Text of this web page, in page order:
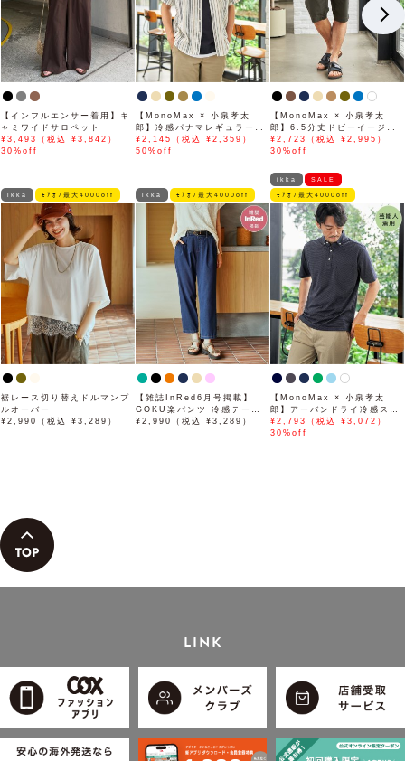
【インフルエンサー着用】キ
ャミワイドサロペット
¥3,493（税込 ¥3,842）
30%off
【MonoMax × 小泉孝太
郎】冷感パナマレギュラーカ
ラー半袖シャツ「小泉孝太郎
さん着用モデル」
¥2,145（税込 ¥2,359）
50%off
【MonoMax × 小泉孝太
郎】6.5分丈ドビーイージー
ハーフパンツ「小泉孝太郎さ
ん着用モデル」
¥2,723（税込 ¥2,995）
30%off
ikka ﾓｱｵﾌ最大4000off
裾レース切り替えドルマンプ
ルオーバー
¥2,990（税込 ¥3,289）
ikka ﾓｱｵﾌ最大4000off
【雑誌InRed6月号掲載】
GOKU楽パンツ 冷感テーパ
ード【接触冷感】
¥2,990（税込 ¥3,289）
ikka SALE
ﾓｱｵﾌ最大4000off
【MonoMax × 小泉孝太
郎】アーバンドライ冷感スイ
スボタンダウンポロシャツ
「小泉孝太郎さん着用モデ
¥2,793（税込 ¥3,072）
30%off
LINK